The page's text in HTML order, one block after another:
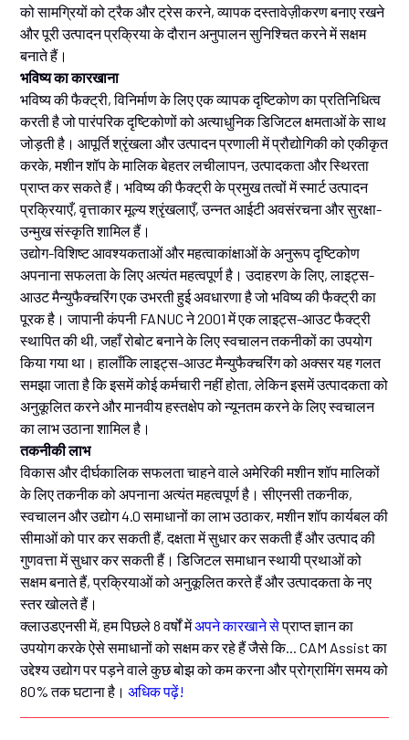
को सामग्रियों को ट्रैक और ट्रेस करने, व्यापक दस्तावेज़ीकरण बनाए रखने
और पूरी उत्पादन प्रक्रिया के दौरान अनुपालन सुनिश्चित करने में सक्षम
बनाते हैं।
भविष्य का कारखाना
भविष्य की फैक्ट्री, विनिर्माण के लिए एक व्यापक दृष्टिकोण का प्रतिनिधित्व
करती है जो पारंपरिक दृष्टिकोणों को अत्याधुनिक डिजिटल क्षमताओं के साथ
जोड़ती है। आपूर्ति श्रृंखला और उत्पादन प्रणाली में प्रौद्योगिकी को एकीकृत
करके, मशीन शॉप के मालिक बेहतर लचीलापन, उत्पादकता और स्थिरता
प्राप्त कर सकते हैं। भविष्य की फैक्ट्री के प्रमुख तत्वों में स्मार्ट उत्पादन
प्रक्रियाएँ, वृत्ताकार मूल्य श्रृंखलाएँ, उन्नत आईटी अवसंरचना और सुरक्षा-
उन्मुख संस्कृति शामिल हैं।
उद्योग-विशिष्ट आवश्यकताओं और महत्वाकांक्षाओं के अनुरूप दृष्टिकोण
अपनाना सफलता के लिए अत्यंत महत्वपूर्ण है। उदाहरण के लिए, लाइट्स-
आउट मैन्युफैक्चरिंग एक उभरती हुई अवधारणा है जो भविष्य की फैक्ट्री का
पूरक है। जापानी कंपनी FANUC ने 2001 में एक लाइट्स-आउट फैक्ट्री
स्थापित की थी, जहाँ रोबोट बनाने के लिए स्वचालन तकनीकों का उपयोग
किया गया था। हालाँकि लाइट्स-आउट मैन्युफैक्चरिंग को अक्सर यह गलत
समझा जाता है कि इसमें कोई कर्मचारी नहीं होता, लेकिन इसमें उत्पादकता को
अनुकूलित करने और मानवीय हस्तक्षेप को न्यूनतम करने के लिए स्वचालन
का लाभ उठाना शामिल है।
तकनीकी लाभ
विकास और दीर्घकालिक सफलता चाहने वाले अमेरिकी मशीन शॉप मालिकों
के लिए तकनीक को अपनाना अत्यंत महत्वपूर्ण है। सीएनसी तकनीक,
स्वचालन और उद्योग 4.0 समाधानों का लाभ उठाकर, मशीन शॉप कार्यबल की
सीमाओं को पार कर सकती हैं, दक्षता में सुधार कर सकती हैं और उत्पाद की
गुणवत्ता में सुधार कर सकती हैं। डिजिटल समाधान स्थायी प्रथाओं को
सक्षम बनाते हैं, प्रक्रियाओं को अनुकूलित करते हैं और उत्पादकता के नए
स्तर खोलते हैं।
क्लाउडएनसी में, हम पिछले 8 वर्षों मेंअपने कारखाने सेप्राप्त ज्ञान का
उपयोग करके ऐसे समाधानों को सक्षम कर रहे हैं जैसे कि... CAM Assist का
उद्देश्य उद्योग पर पड़ने वाले कुछ बोझ को कम करना और प्रोग्रामिंग समय को
80% तक घटाना है।अधिक पढ़ें!